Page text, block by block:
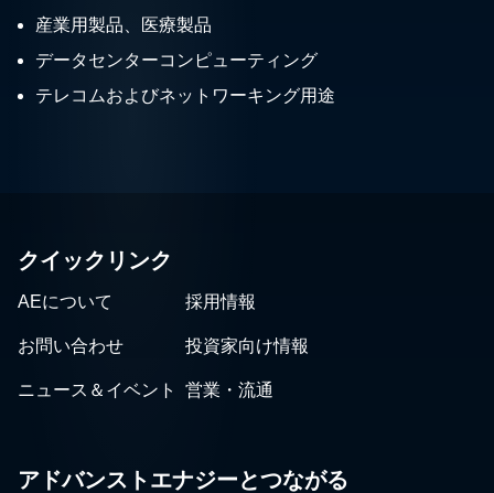
産業用製品、医療製品
データセンターコンピューティング
テレコムおよびネットワーキング用途
クイックリンク
AEについて 採用情報
お問い合わせ 投資家向け情報
ニュース＆イベント 営業・流通
アドバンストエナジーとつながる